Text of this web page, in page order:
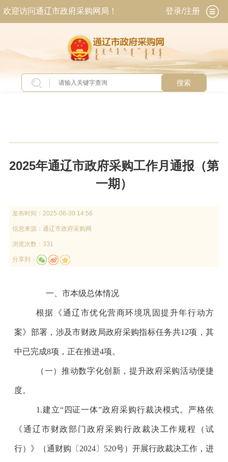
欢迎访问通辽市政府采购网局！ 登录/注册
搜索
2025年通辽市政府采购工作月通报（第
一期）
发布时间： 2025-06-30 14:56
信息来源： 通辽市政府采购网
浏览次数：331
分享到：
一、市本级总体情况
根据 《通辽市优化营商环境巩固提升年行动方
案》 部署 ，涉及市财政局政府采购指标任务共1 2项，其
中已完成8项，正在推进4项。
（一）推动数字化创新，提升政府采购活动便捷
度。
1.建立“四证一体”政府采购行裁决模式。 严格依
《通辽市财政部门政府采购行政裁决工作规程（试
行）》（通财购〔 2024〕 520号）开展行政裁决工作，进